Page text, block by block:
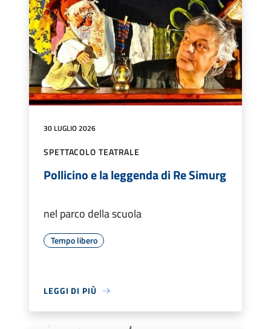
30 LUGLIO 2026
SPETTACOLO TEATRALE
Pollicino e la leggenda di Re Simurg
nel parco della scuola
Tempo libero
LEGGI DI PIÙ